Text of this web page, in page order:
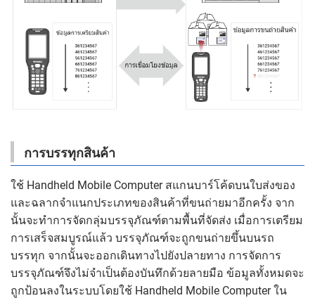
การบรรทุกสินค้า
ใช้ Handheld Mobile Computer สแกนบาร์โค้ดบนใบส่งของ
และฉลากจำแนกประเภทของสินค้าที่ขนถ่ายมาอีกครั้ง จาก
นั้นจะทำการจัดกลุ่มบรรจุภัณฑ์ตามพื้นที่จัดส่ง เมื่อการเตรียม
การเสร็จสมบูรณ์แล้ว บรรจุภัณฑ์จะถูกขนถ่ายขึ้นบนรถ
บรรทุก จากนั้นจะออกเดินทางไปยังปลายทาง การจัดการ
บรรจุภัณฑ์จึงไม่จำเป็นต้องบันทึกด้วยลายมือ ข้อมูลทั้งหมดจะ
ถูกป้อนลงในระบบโดยใช้ Handheld Mobile Computer ใน